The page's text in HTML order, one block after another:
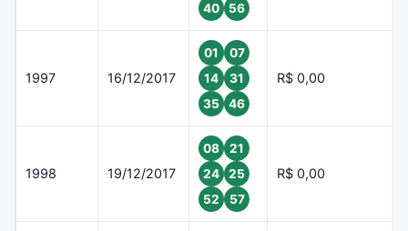
40
56
1997 16/12/2017
01
07
14
31
35
46
R$ 0,00
1998 19/12/2017
08
21
24
25
52
57
R$ 0,00